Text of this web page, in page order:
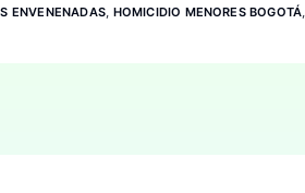
ENVENENADAS, HOMICIDIO MENORES BOGOTÁ,